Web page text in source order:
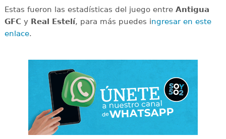
Estas fueron las estadísticas del juego entre Antigua
GFC y Real Estelí, para más puedes ingresar en este
enlace.